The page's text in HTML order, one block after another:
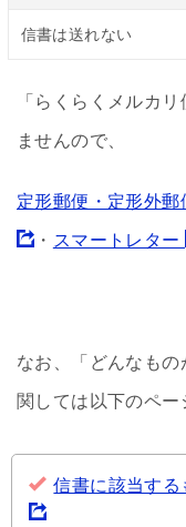
信書は送れない
「らくらくメルカ
ませんので、
定形郵便・定形外郵
・ スマートレター
なお、「どんなも
関しては以下のペー
信書に該当す